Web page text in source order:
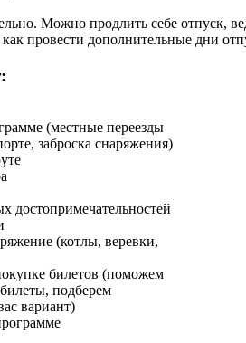
Можно продлить себе отпуск,
провести дополнительные дни
(местные переезды
заброска снаряжения)
достопримечательностей
(котлы, веревки,
билетов (поможем
подберем
вариант)